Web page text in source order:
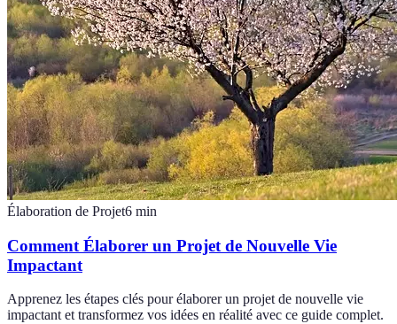
Élaboration de Projet6 min
Comment Élaborer un Projet de Nouvelle Vie
Impactant
Apprenez les étapes clés pour élaborer un projet de nouvelle vie
impactant et transformez vos idées en réalité avec ce guide complet.